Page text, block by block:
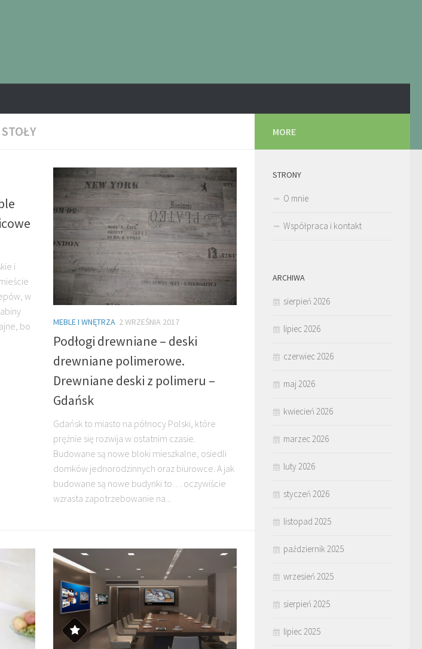
i
w
bo
MEBLE I WNĘTRZA 2 WRZEŚNIA 2017
Podłogi drewniane – deski
drewniane polimerowe.
Drewniane deski z polimeru –
Gdańsk
Gdańsk to miasto na północy Polski, które
prężnie się rozwija w ostatnim czasie.
Budowane są nowe bloki mieszkalne, osiedli
domków jednorodzinnych oraz biurowce. A jak
budowane są nowe budynki to… oczywiście
wzrasta zapotrzebowanie na...
MORE
STRONY
O mnie
Współpraca i kontakt
ARCHIWA
sierpień 2026
lipiec 2026
czerwiec 2026
maj 2026
kwiecień 2026
marzec 2026
luty 2026
styczeń 2026
listopad 2025
październik 2025
wrzesień 2025
sierpień 2025
lipiec 2025